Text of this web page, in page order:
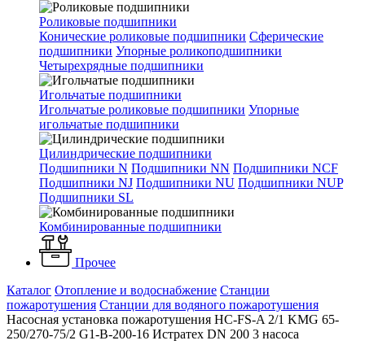
Роликовые подшипники
Конические роликовые подшипники Сферические
подшипники Упорные роликоподшипники
Четырехрядные подшипники
Игольчатые подшипники
Игольчатые роликовые подшипники Упорные
игольчатые подшипники
Цилиндрические подшипники
Подшипники N Подшипники NN Подшипники NCF
Подшипники NJ Подшипники NU Подшипники NUP
Подшипники SL
Комбинированные подшипники
Прочее
Каталог Отопление и водоснабжение Станции
пожаротушения Станции для водяного пожаротушения
Насосная установка пожаротушения HC-FS-A 2/1 KMG 65-
250/270-75/2 G1-B-200-16 Истратех DN 200 3 насоса